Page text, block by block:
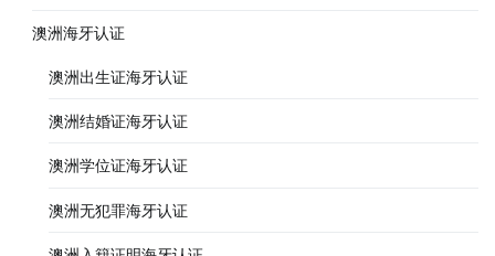
澳洲海牙认证
澳洲出生证海牙认证
澳洲结婚证海牙认证
澳洲学位证海牙认证
澳洲无犯罪海牙认证